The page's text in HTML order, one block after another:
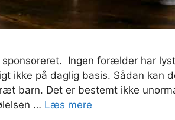
sponsoreret. Ingen forælder har
ikke på daglig basis. Sådan kan
barn. Det er bestemt ikke
… Læs mere